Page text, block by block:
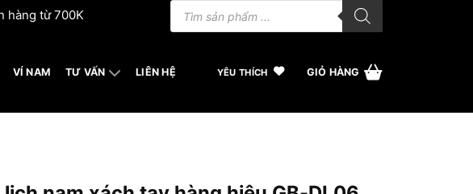
hàng từ 700K
Tìm
VÍ NAM TƯ VẤN LIÊN HỆ YÊU THÍCH GIỎ HÀNG